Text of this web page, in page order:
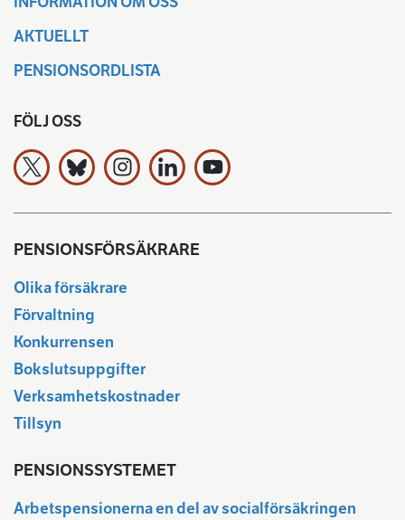
AKTUELLT
PENSIONSORDLISTA
FÖLJ OSS
Arbetspensionsförsäkrarna TELA rf på X
Arbetspensionsförsäkrarna TELA rf Bluesky:ssa
Arbetspensionsförsäkrarna TELA rf på
Arbetspensionsförsäkrarna TELA
Arbetspensionsförsäkrarna
PENSIONSFÖRSÄKRARE
Olika försäkrare
Förvaltning
Konkurrensen
Bokslutsuppgifter
Verksamhetskostnader
Tillsyn
PENSIONSSYSTEMET
Arbetspensionerna en del av socialförsäkringen